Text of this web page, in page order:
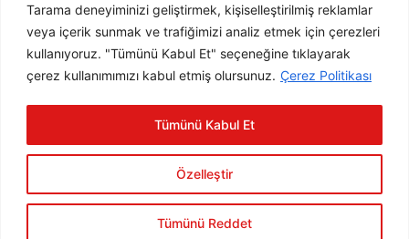
Tarama deneyiminizi geliştirmek, kişiselleştirilmiş reklamlar
veya içerik sunmak ve trafiğimizi analiz etmek için çerezleri
kullanıyoruz. "Tümünü Kabul Et" seçeneğine tıklayarak
çerez kullanımımızı kabul etmiş olursunuz. Çerez Politikası
Özelleştir
Tümünü Reddet
Tümünü Kabul Et
ABONE OL
ABONE OL
okudum, onaylıyorum.
2025 © Psychology Times Türkiye Tüm hakları saklıdır.